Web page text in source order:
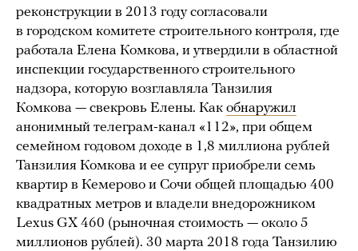
реконструкции в 2013 году согласовали
в городском комитете строительного контроля, где
работала Елена Комкова, и утвердили в областной
инспекции государственного строительного
надзора, которую возглавляла Танзилия
Комкова — свекровь Елены. Как обнаружил
анонимный телеграм-канал «112», при общем
семейном годовом доходе в 1,8 миллиона рублей
Танзилия Комкова и ее супруг приобрели семь
квартир в Кемерово и Сочи общей площадью 400
квадратных метров и владели внедорожником
Lexus GX 460 (рыночная стоимость — около 5
миллионов рублей). 30 марта 2018 года Танзилию